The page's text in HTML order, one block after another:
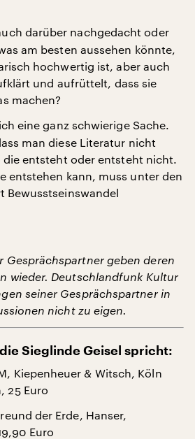
darüber nachgedacht oder
am besten aussehen könnte,
hochwertig ist, aber auch
und aufrüttelt, dass sie
machen?
eine ganz schwierige Sache.
man diese Literatur nicht
die entsteht oder entsteht nicht.
entstehen kann, muss unter den
Bewusstseinswandel
Gesprächspartner geben deren
wieder. Deutschlandfunk Kultur
seiner Gesprächspartner in
nicht zu eigen.
Sieglinde Geisel spricht:
Kiepenheuer & Witsch, Köln
25 Euro
der Erde, Hanser,
Euro